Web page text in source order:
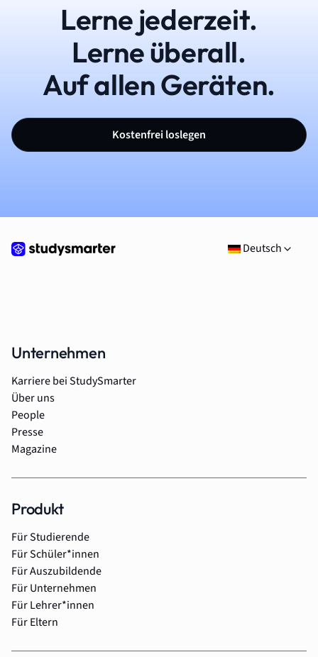
Lerne jederzeit.
Lerne überall.
Auf allen Geräten.
Kostenfrei loslegen
Deutsch
Unternehmen
Karriere bei StudySmarter
Über uns
People
Presse
Magazine
Produkt
Für Studierende
Für Schüler*innen
Für Auszubildende
Für Unternehmen
Für Lehrer*innen
Für Eltern